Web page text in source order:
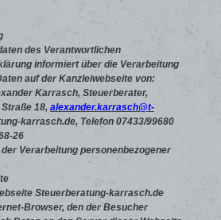
des Verantwortlichen
informiert über die Verarbeitung
auf der Kanzleiwebseite von:
Karrasch, Steuerberater,
18, alexander.karrasch@t-
karrasch.de, Telefon 07433/99680
26
Verarbeitung personenbezogener
Steuerberatung-karrasch.de
Browser, den der Besucher